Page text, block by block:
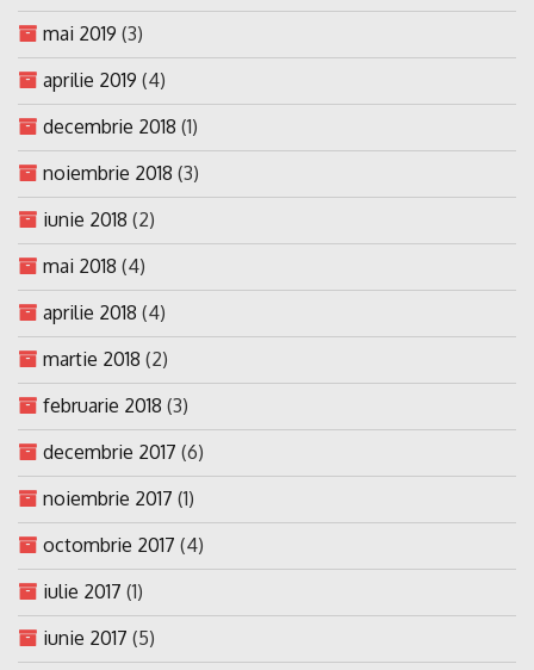
mai 2019 (3)
aprilie 2019 (4)
decembrie 2018 (1)
noiembrie 2018 (3)
iunie 2018 (2)
mai 2018 (4)
aprilie 2018 (4)
martie 2018 (2)
februarie 2018 (3)
decembrie 2017 (6)
noiembrie 2017 (1)
octombrie 2017 (4)
iulie 2017 (1)
iunie 2017 (5)